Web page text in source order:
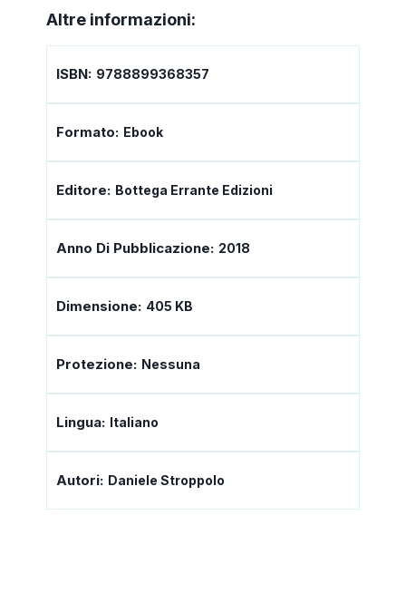
Altre informazioni:
ISBN: 9788899368357
Formato: Ebook
Editore: Bottega Errante Edizioni
Anno Di Pubblicazione: 2018
Dimensione: 405 KB
Protezione: Nessuna
Lingua: Italiano
Autori: Daniele Stroppolo